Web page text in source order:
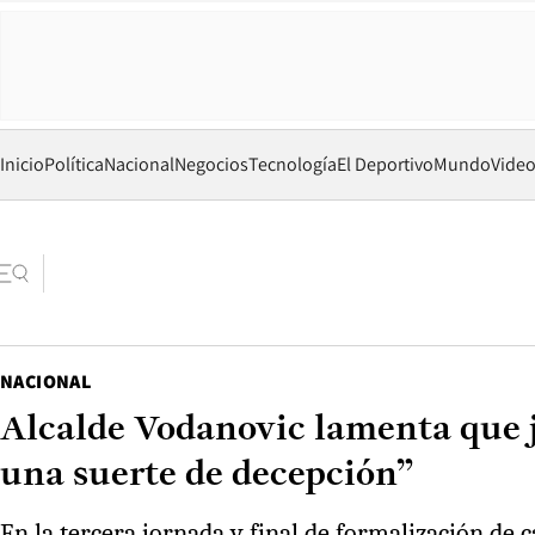
InicioPolíticaNacionalNegociosTecnologíaEl DeportivoMundo
NACIONAL
Alcalde Vodanovic lamenta
una suerte de decepción”